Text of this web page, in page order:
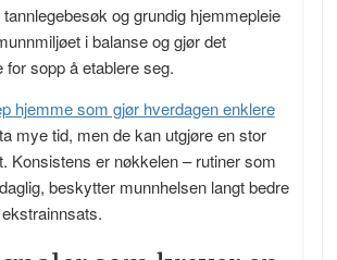
og grundig hjemmepleie
i balanse og gjør det
for sopp å etablere seg.
hjemme som gjør hverdagen enklere
mye tid, men de kan utgjøre en stor
Konsistens er nøkkelen – rutiner som
beskytter munnhelsen langt bedre